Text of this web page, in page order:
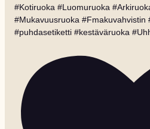
#Kotiruoka #Luomuruoka
#Mukavuusruoka #Fmakuvahvistin
#puhdasetiketti #kestäväruoka